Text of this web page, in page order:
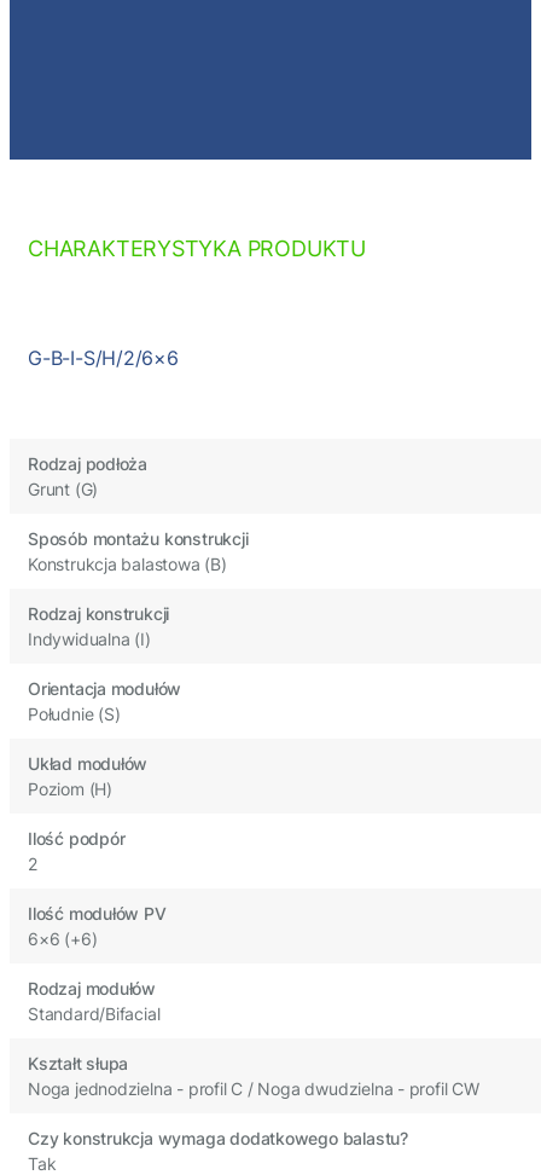
CHARAKTERYSTYKA PRODUKTU
G-B-I-S/H/2/6×6
Rodzaj podłoża
Grunt (G)
Sposób montażu konstrukcji
Konstrukcja balastowa (B)
Rodzaj konstrukcji
Indywidualna (I)
Orientacja modułów
Południe (S)
Układ modułów
Poziom (H)
Ilość podpór
2
Ilość modułów PV
6×6 (+6)
Rodzaj modułów
Standard/Bifacial
Kształt słupa
Noga jednodzielna - profil C / Noga dwudzielna - profil CW
Czy konstrukcja wymaga dodatkowego balastu?
Tak